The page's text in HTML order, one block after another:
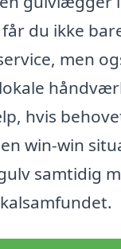
du ikke
men
hvis
win-win
samtidig